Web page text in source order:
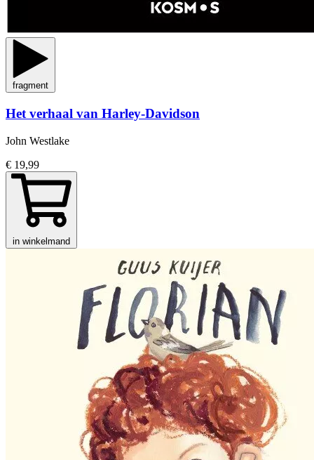
fragment
Het verhaal van Harley-Davidson
John Westlake
€ 19,99
in winkelmand